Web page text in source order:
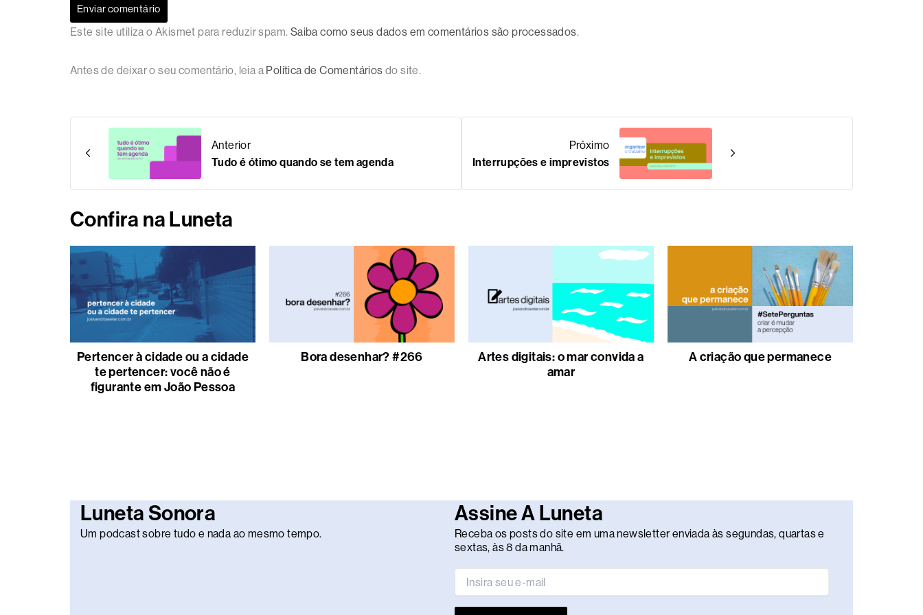
Este site utiliza o Akismet para reduzir spam. Saiba como seus dados em comentários são processados.
Antes de deixar o seu comentário, leia a Política de Comentários do site.
Anterior
Tudo é ótimo quando se tem agenda
Próximo
Interrupções e imprevistos
Confira na Luneta
Pertencer à cidade ou a cidade
te pertencer: você não é
figurante em João Pessoa
Bora desenhar? #266
Artes digitais: o mar convida a
amar
A criação que permanece
Luneta Sonora
Um podcast sobre tudo e nada ao mesmo tempo.
Assine A Luneta
Receba os posts do site em uma newsletter enviada às segundas, quartas e
sextas, às 8 da manhã.